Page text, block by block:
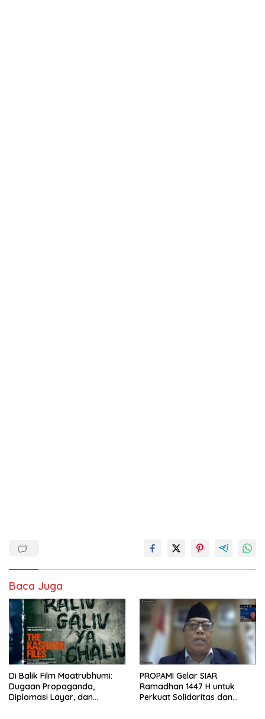
Baca Juga
Di Balik Film Maatrubhumi:
Dugaan Propaganda,
Diplomasi Layar, dan
PROPAMI Gelar SIAR
Ramadhan 1447 H untuk
Perkuat Solidaritas dan